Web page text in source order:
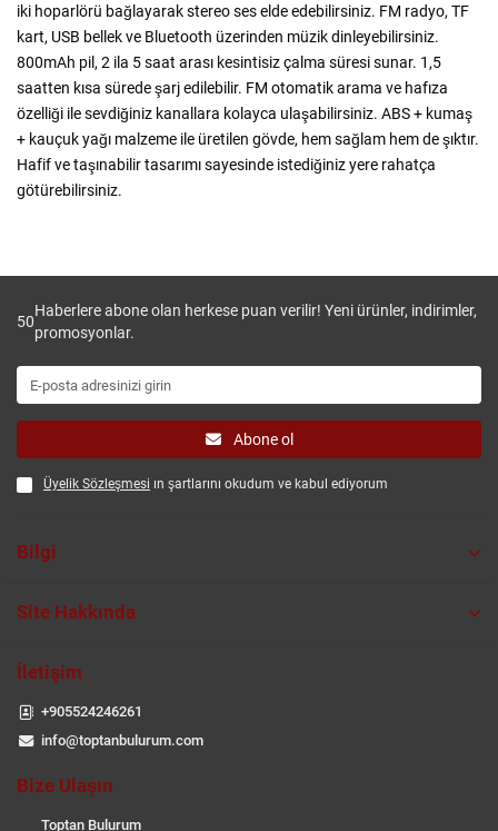
iki hoparlörü bağlayarak stereo ses elde edebilirsiniz. FM radyo, TF
kart, USB bellek ve Bluetooth üzerinden müzik dinleyebilirsiniz.
800mAh pil, 2 ila 5 saat arası kesintisiz çalma süresi sunar. 1,5
saatten kısa sürede şarj edilebilir. FM otomatik arama ve hafıza
özelliği ile sevdiğiniz kanallara kolayca ulaşabilirsiniz. ABS + kumaş
+ kauçuk yağı malzeme ile üretilen gövde, hem sağlam hem de şıktır.
Hafif ve taşınabilir tasarımı sayesinde istediğiniz yere rahatça
götürebilirsiniz.
50
Haberlere abone olan herkese puan verilir! Yeni ürünler, indirimler,
promosyonlar.
Abone ol
Üyelik Sözleşmesi ın şartlarını okudum ve kabul ediyorum
Bilgi
Site Hakkında
İletişim
+905524246261
info@toptanbulurum.com
Bize Ulaşın
Toptan Bulurum